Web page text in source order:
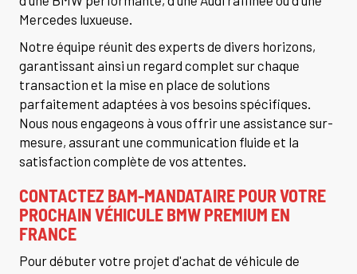
Mercedes luxueuse.
Notre équipe réunit des experts de divers horizons,
garantissant ainsi un regard complet sur chaque
transaction et la mise en place de solutions
parfaitement adaptées à vos besoins spécifiques.
Nous nous engageons à vous offrir une assistance sur-
mesure, assurant une communication fluide et la
satisfaction complète de vos attentes.
CONTACTEZ BAM-MANDATAIRE POUR VOTRE
PROCHAIN VÉHICULE BMW PREMIUM EN
FRANCE
Pour débuter votre projet d'achat de véhicule de